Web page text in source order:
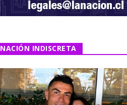
NACIÓN INDISCRETA